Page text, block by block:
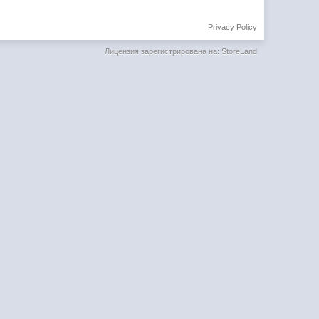
Privacy Policy
Лицензия зарегистрирована на: StoreLand